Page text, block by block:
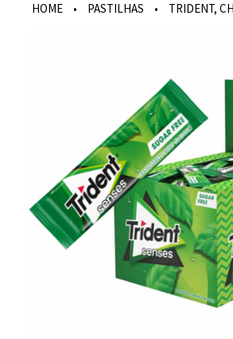
HOME • PASTILHAS • TRIDENT,